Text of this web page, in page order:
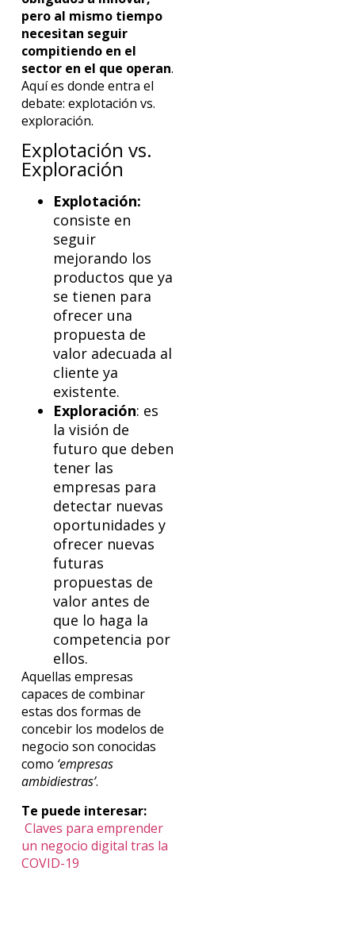
pero al mismo tiempo
necesitan seguir
compitiendo en el
sector en el que operan.
Aquí es donde entra el
debate: explotación vs.
exploración.
Explotación vs.
Exploración
Explotación:
consiste en
seguir
mejorando los
productos que ya
se tienen para
ofrecer una
propuesta de
valor adecuada al
cliente ya
existente.
Exploración: es
la visión de
futuro que deben
tener las
empresas para
detectar nuevas
oportunidades y
ofrecer nuevas
futuras
propuestas de
valor antes de
que lo haga la
competencia por
ellos.
Aquellas empresas
capaces de combinar
estas dos formas de
concebir los modelos de
negocio son conocidas
como ‘empresas
ambidiestras’.
Te puede interesar:
Claves para emprender
un negocio digital tras la
COVID-19